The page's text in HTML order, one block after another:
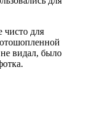
чисто для
видал, было